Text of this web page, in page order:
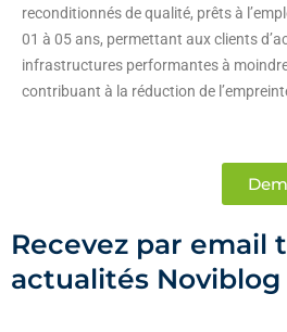
reconditionnés de qualité, prêts à
01 à 05 ans, permettant aux clients
infrastructures performantes à
contribuant à la réduction de
Recevez par email
actualités Noviblog